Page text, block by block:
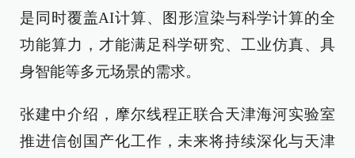
是同时覆盖AI计算、图形渲染与科学计算的全
功能算力，才能满足科学研究、工业仿真、具
身智能等多元场景的需求。
张建中介绍，摩尔线程正联合天津海河实验室
推进信创国产化工作，未来将持续深化与天津